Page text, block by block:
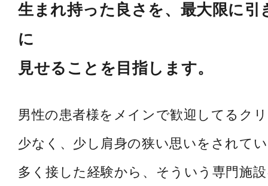
生まれ持った良さを、最大限に引
に
見せることを目指します。
男性の患者様をメインで歓迎してるク
少なく、少し肩身の狭い思いをされて
多く接した経験から、そういう専門施